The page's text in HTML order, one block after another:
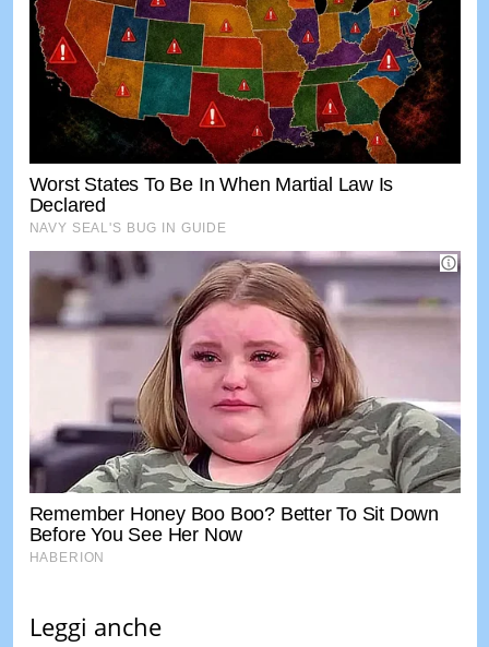
Leggi anche